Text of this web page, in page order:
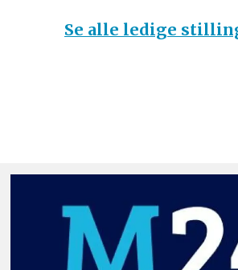
Se alle ledige